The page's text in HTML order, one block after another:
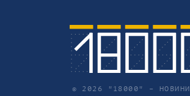
© 2026 "18000" – НОВИНИ